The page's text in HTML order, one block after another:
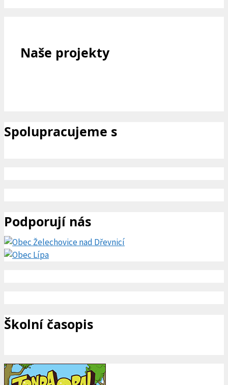
Naše projekty
Spolupracujeme s
Podporují nás
Školní časopis